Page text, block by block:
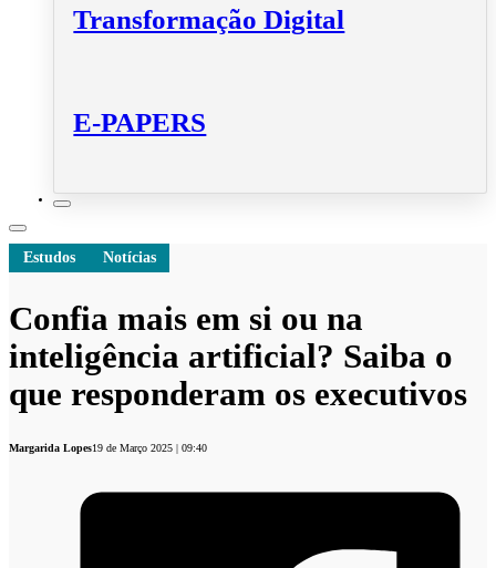
Transformação Digital
E-PAPERS
Estudos Notícias
Confia mais em si ou na
inteligência artificial? Saiba o
que responderam os executivos
Margarida Lopes19 de Março 2025 | 09:40